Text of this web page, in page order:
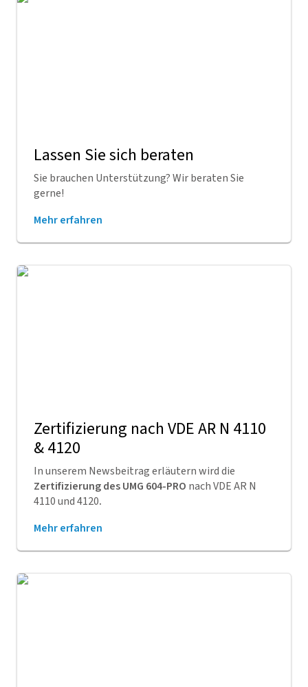
Lassen Sie sich beraten
Sie brauchen Unterstützung? Wir beraten Sie
gerne!
Mehr erfahren
Zertifizierung nach VDE AR N 4110
& 4120
In unserem Newsbeitrag erläutern wird die
Zertifizierung des UMG 604-PRO nach VDE AR N
4110 und 4120.
Mehr erfahren